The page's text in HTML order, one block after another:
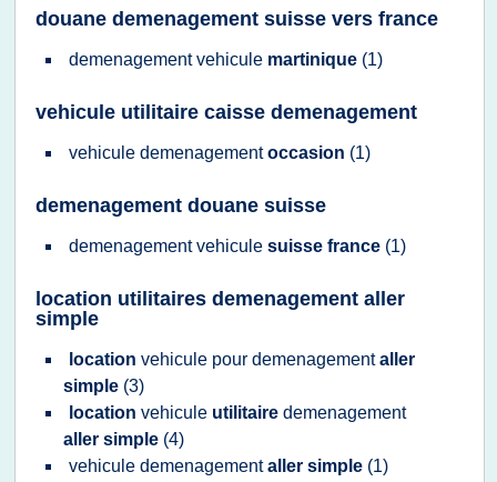
douane demenagement suisse vers france
demenagement vehicule martinique (1)
vehicule utilitaire caisse demenagement
vehicule demenagementoccasion (1)
demenagement douane suisse
demenagement vehicule suisse france (1)
location utilitaires demenagement aller
simple
location vehicule pour demenagementaller
simple (3)
location vehicule utilitaire demenagement
aller simple (4)
vehicule demenagementaller simple (1)